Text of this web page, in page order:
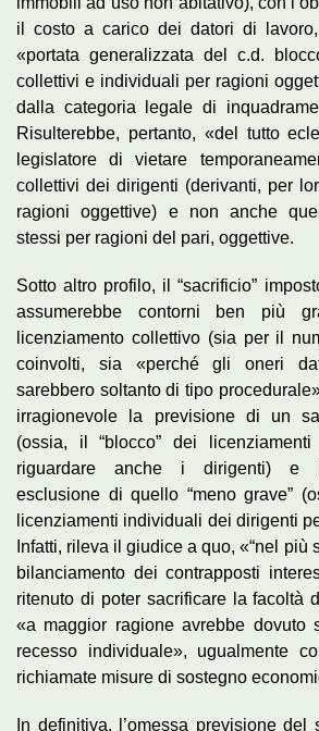
il costo a carico dei datori di
«portata generalizzata del c.d.
collettivi e individuali per ragioni
dalla categoria legale di
Risulterebbe, pertanto, «del tutto
legislatore di vietare
collettivi dei dirigenti (derivanti, per
ragioni oggettive) e non anche
stessi per ragioni del pari, oggettive.
Sotto altro profilo, il “sacrificio”
assumerebbe contorni ben più
licenziamento collettivo (sia per il
coinvolti, sia «perché gli oneri
sarebbero soltanto di tipo
irragionevole la previsione di un
(ossia, il “blocco” dei
riguardare anche i dirigenti) e
esclusione di quello “meno grave”
licenziamenti individuali dei dirigenti
Infatti, rileva il giudice a quo, «“nel più
bilanciamento dei contrapposti
ritenuto di poter sacrificare la facoltà
«a maggior ragione avrebbe dovuto
recesso individuale», ugualmente
richiamate misure di sostegno
In definitiva, l’omessa previsione del